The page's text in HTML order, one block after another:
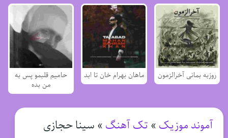
روزبه بمانی آخرالزمون ماهان بهرام خان تا ابد
حامیم قلبمو پس به
من بده
آموند موزیک » تک آهنگ » سینا حجازی